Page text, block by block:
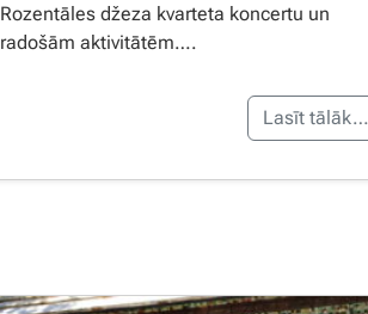
Rozentāles džeza kvarteta koncertu un
radošām aktivitātēm….
Lasīt tālāk…